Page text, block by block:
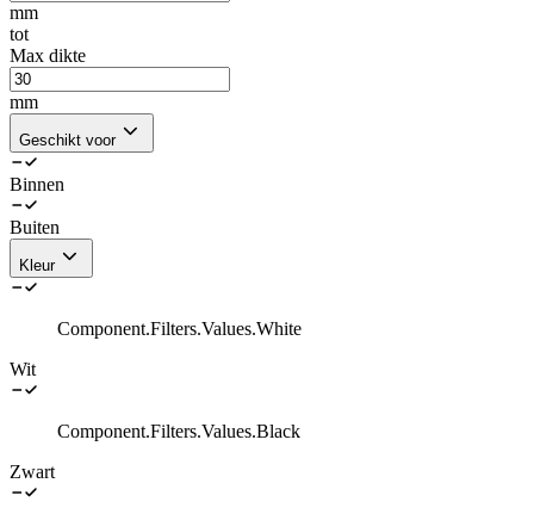
mm
tot
Max dikte
mm
Geschikt voor
Binnen
Buiten
Kleur
Component.Filters.Values.White
Wit
Component.Filters.Values.Black
Zwart